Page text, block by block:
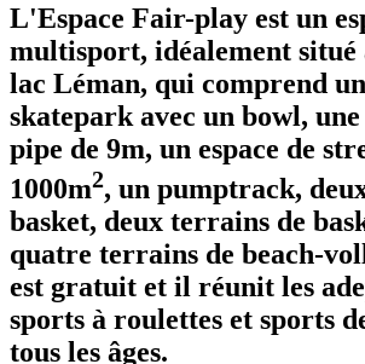
L'Espace Fair-play est un
multisport, idéalement situé
lac Léman, qui comprend un
skatepark avec un bowl,
pipe de 9m, un espace de
1000m2, un pumptrack,
basket, deux terrains de
quatre terrains de beach-
est gratuit et il réunit les
sports à roulettes et sports
tous les âges.